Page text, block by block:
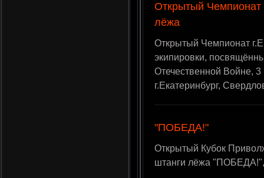
Открытый Чемпионат
лёжа
Открытый Чемпионат
экипировки,
Отечественной Войне,
г.Екатеринбург,
"ПОБЕДА!"
Открытый Кубок
штанги лёжа "ПОБЕДА!",